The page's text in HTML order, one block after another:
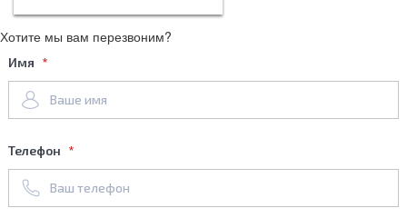
Хотите мы вам перезвоним?
Имя
Телефон